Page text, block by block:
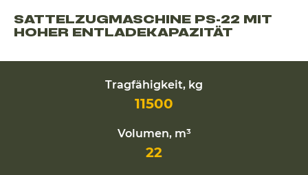
SATTELZUGMASCHINE PS-22 MIT
HOHER ENTLADEKAPAZITÄT
Tragfähigkeit, kg
11500
Volumen, m³
22